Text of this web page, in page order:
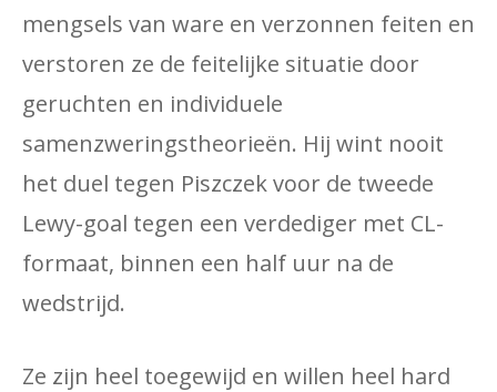
mengsels van ware en verzonnen feiten en
verstoren ze de feitelijke situatie door
geruchten en individuele
samenzweringstheorieën. Hij wint nooit
het duel tegen Piszczek voor de tweede
Lewy-goal tegen een verdediger met CL-
formaat, binnen een half uur na de
wedstrijd.
Ze zijn heel toegewijd en willen heel hard